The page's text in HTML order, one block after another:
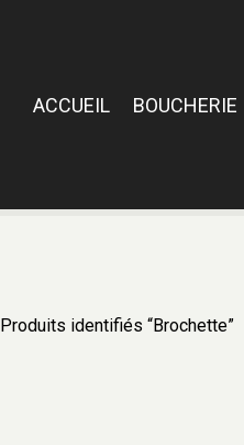
ACCUEIL BOUCHERIE
Produits identifiés “Brochette”